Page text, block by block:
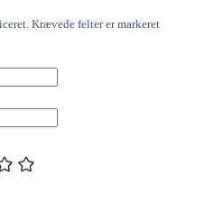
Krævede felter er markeret